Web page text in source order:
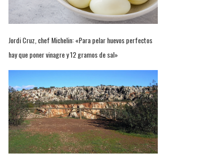
Jordi Cruz, chef Michelin: «Para pelar huevos perfectos
hay que poner vinagre y 12 gramos de sal»